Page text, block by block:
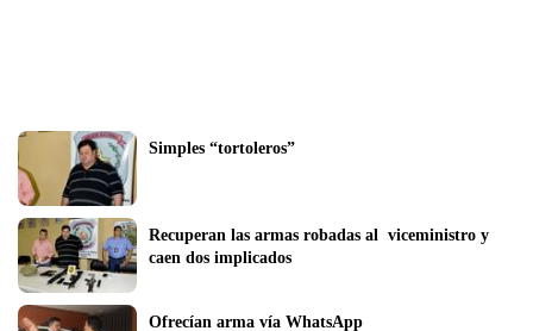
Simples “tortoleros”
Recuperan las armas robadas al  viceministro y
caen dos implicados
Ofrecían arma vía WhatsApp